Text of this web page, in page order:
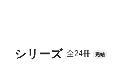
シリーズ 全24冊 完結